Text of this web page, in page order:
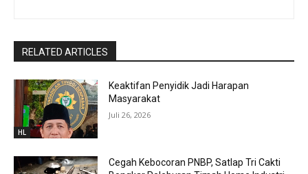
RELATED ARTICLES
HL
Keaktifan Penyidik Jadi Harapan
Masyarakat
Juli 26, 2026
Cegah Kebocoran PNBP, Satlap Tri Cakti